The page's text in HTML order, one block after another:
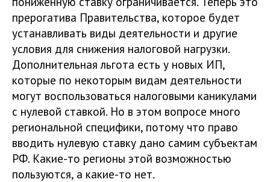
прерогатива Правительства, которое будет
устанавливать виды деятельности и другие
условия для снижения налоговой нагрузки.
Дополнительная льгота есть у новых ИП,
которые по некоторым видам деятельности
могут воспользоваться налоговыми каникулами
с нулевой ставкой. Но в этом вопросе много
региональной специфики, потому что право
вводить нулевую ставку дано самим субъектам
РФ. Какие-то регионы этой возможностью
пользуются, а какие-то нет.